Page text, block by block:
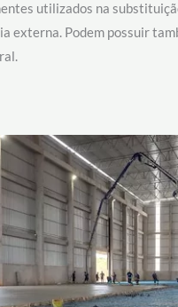
utilizados na
externa. Podem possuir